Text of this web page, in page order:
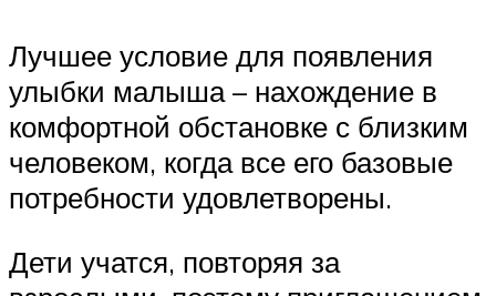
Лучшее условие для появления
улыбки малыша – нахождение в
комфортной обстановке с близким
человеком, когда все его базовые
потребности удовлетворены.
Дети учатся, повторяя за